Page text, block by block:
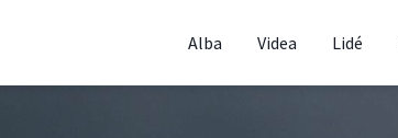
Alba Videa Lidé